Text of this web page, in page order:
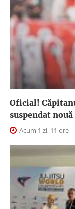
Oficial!
suspendat
Acum 1 zi, 11 ore